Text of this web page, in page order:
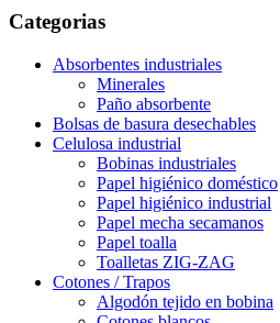
Categorias
Absorbentes industriales
Minerales
Paño absorbente
Bolsas de basura desechables
Celulosa industrial
Bobinas industriales
Papel higiénico doméstico
Papel higiénico industrial
Papel mecha secamanos
Papel toalla
Toalletas ZIG-ZAG
Cotones / Trapos
Algodón tejido en bobina